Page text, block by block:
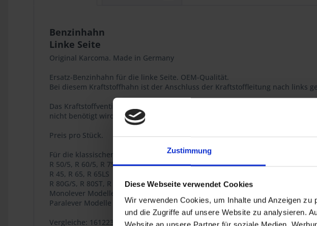
Zustimmung
Diese Webseite verwendet Cookies
Wir verwenden Cookies, um Inhalte und Anzeigen
und die Zugriffe auf unsere Website zu analysieren.
Benzinhahn
Linke Seite
Original Karcoma. Made in Germany
Ersatz-Benzinhahn für die linke Seite. OEM-Qualität.
Bei diesem Kraftstoffhahn ist der Anschluss der Kraftstoffleitung nach links
Das Kraftstoffventil enthält den Schmutzfänger und der Aluminiumfuß dient
nicht benötigt wird.
Preis pro Stück.
Für die klassischen BMW 2V Boxer Modelle
R 50/5, R 60/5, R 75/5, R 60/6, R 75/6, R 90/6, R 90S, R 60/7, R 75/7, R 80/7, R
R 45, R 65, R 65LS
R 80G/S, R 80ST, R 65GS,
Monolever Modelle R 65, R 80, R 80RT, R 100RT, R 100RS
Paralever Modelle R 80GS, R 100GS, R 80GS PD, R 100GS PD, R 80R, R 80R
Vergleiche: 16122307113 / 16-12-2-307-113.